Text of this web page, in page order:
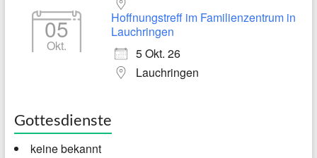
05
Okt.
Hoffnungstreff im Familienzentrum in
Lauchringen
5 Okt. 26
Lauchringen
Gottesdienste
keine bekannt